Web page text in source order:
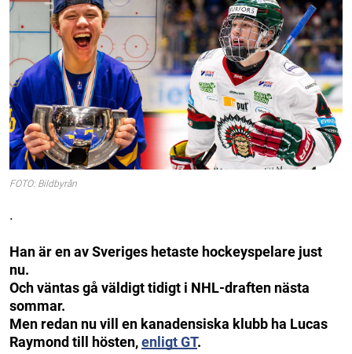
FOTO: Bildbyrån
.
Han är en av Sveriges hetaste hockeyspelare just
nu.
Och väntas gå väldigt tidigt i NHL-draften nästa
sommar.
Men redan nu vill en kanadensiska klubb ha Lucas
Raymond till hösten,enligt GT.